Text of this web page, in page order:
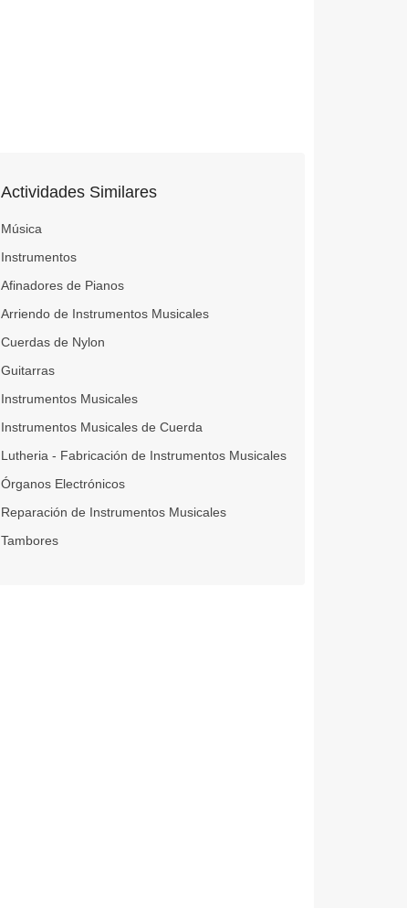
Actividades Similares
Música
Instrumentos
Afinadores de Pianos
Arriendo de Instrumentos Musicales
Cuerdas de Nylon
Guitarras
Instrumentos Musicales
Instrumentos Musicales de Cuerda
Lutheria - Fabricación de Instrumentos Musicales
Órganos Electrónicos
Reparación de Instrumentos Musicales
Tambores